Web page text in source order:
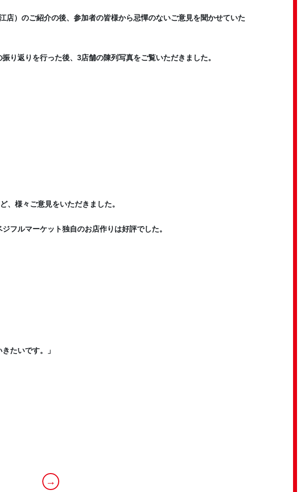
）のご紹介の後、参加者の皆様から忌憚のないご意見を聞かせていた
り返りを行った後、3店舗の陳列写真をご覧いただきました。
、様々ご意見をいただきました。
フルマーケット独自のお店作りは好評でした。
たいです。」
→